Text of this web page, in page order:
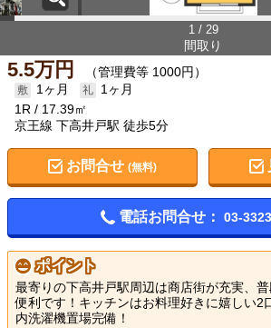
1 / 29
間取り
5.5万円 （管理費等 1000円）
1ヶ月
1ヶ月
1R
17.39㎡
京王線 下高井戸駅 徒歩5分
お問合せ (無料)
電話お問合せ： 03-
ポイント
最寄りの下高井戸駅周辺は商店街が充実、
便利です！キッチンはお料理好きに嬉しい2
内洗濯機置場完備！